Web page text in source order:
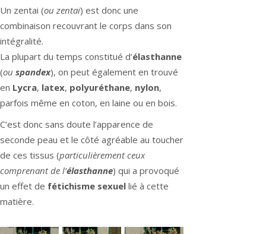
Un zentai (ou zentaï) est donc une
combinaison recouvrant le corps dans son
intégralité.
La plupart du temps constitué d’élasthanne
(ou spandex), on peut également en trouvé
en Lycra, latex, polyuréthane, nylon,
parfois même en coton, en laine ou en bois.
C’est donc sans doute l’apparence de
seconde peau et le côté agréable au toucher
de ces tissus (particulièrement ceux
comprenant de l’élasthanne) qui a provoqué
un effet de fétichisme sexuel lié à cette
matière.